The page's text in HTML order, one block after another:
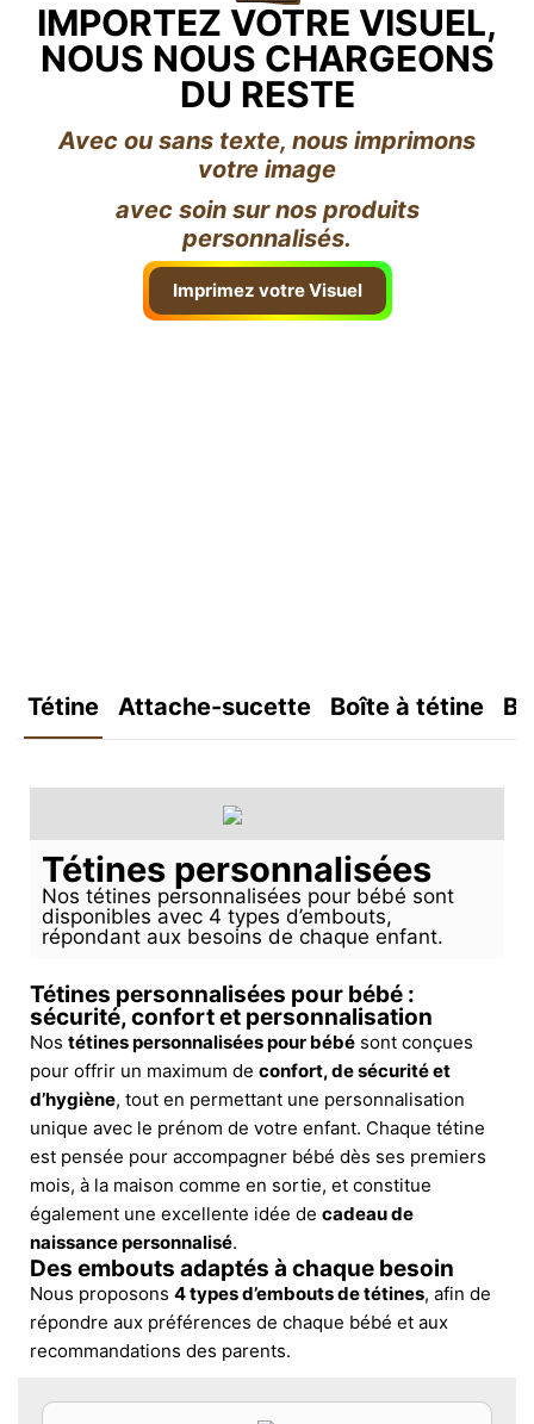
IMPORTEZ VOTRE VISUEL,
NOUS NOUS CHARGEONS
DU RESTE
Avec ou sans texte, nous imprimons
votre image
avec soin sur nos produits
personnalisés.
Imprimez votre Visuel
Tétine Attache-sucette Boîte à tétine
Tétines personnalisées
Nos tétines personnalisées pour bébé sont
disponibles avec 4 types d’embouts,
répondant aux besoins de chaque enfant.
Tétines personnalisées pour bébé :
sécurité, confort et personnalisation
Nos tétines personnalisées pour bébé sont conçues
pour offrir un maximum de confort, de sécurité et
d’hygiène, tout en permettant une personnalisation
unique avec le prénom de votre enfant. Chaque tétine
est pensée pour accompagner bébé dès ses premiers
mois, à la maison comme en sortie, et constitue
également une excellente idée de cadeau de
naissance personnalisé.
Des embouts adaptés à chaque besoin
Nous proposons 4 types d’embouts de tétines, afin de
répondre aux préférences de chaque bébé et aux
recommandations des parents.